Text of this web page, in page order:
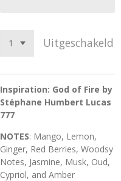
Uitgeschakeld
Inspiration: God of Fire by
Stéphane Humbert Lucas
777
NOTES: Mango, Lemon,
Ginger, Red Berries, Woodsy
Notes, Jasmine, Musk, Oud,
Cypriol, and Amber